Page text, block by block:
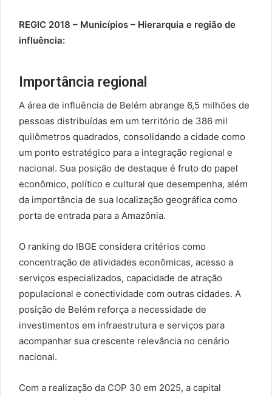
REGIC 2018 – Municípios – Hierarquia e região de
influência:
Importância regional
A área de influência de Belém abrange 6,5 milhões de
pessoas distribuídas em um território de 386 mil
quilômetros quadrados, consolidando a cidade como
um ponto estratégico para a integração regional e
nacional. Sua posição de destaque é fruto do papel
econômico, político e cultural que desempenha, além
da importância de sua localização geográfica como
porta de entrada para a Amazônia.
O ranking do IBGE considera critérios como
concentração de atividades econômicas, acesso a
serviços especializados, capacidade de atração
populacional e conectividade com outras cidades. A
posição de Belém reforça a necessidade de
investimentos em infraestrutura e serviços para
acompanhar sua crescente relevância no cenário
nacional.
Com a realização da COP 30 em 2025, a capital